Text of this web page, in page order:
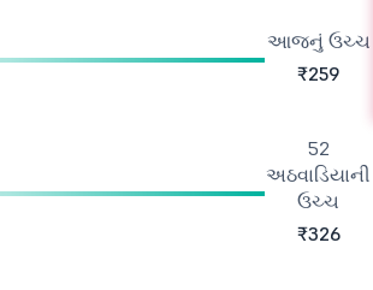
આજનું ઉચ્ચ
₹259
52
અઠવાડિયાની
ઉચ્ચ
₹326